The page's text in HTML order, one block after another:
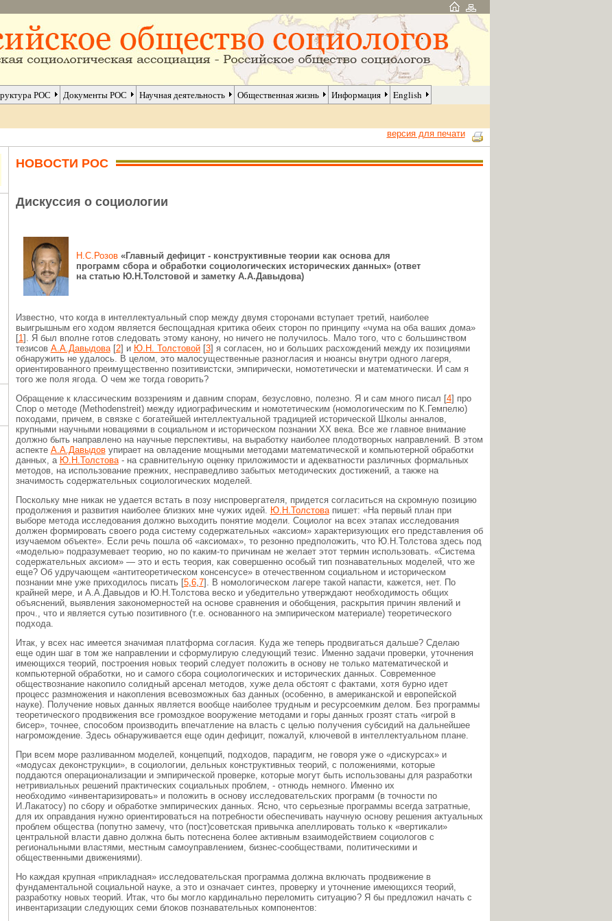
РОС Документы РОС Научная деятельность Общественная жизнь Информация English
версия для печати
НОВОСТИ РОС
Дискуссия о социологии
Н.С.Розов «Главный дефицит - конструктивные теории как основа для
программ сбора и обработки социологических исторических данных» (ответ
на статью Ю.Н.Толстовой и заметку А.А.Давыдова)
Известно, что когда в интеллектуальный спор между двумя сторонами вступает третий, наиболее
выигрышным его ходом является беспощадная критика обеих сторон по принципу «чума на оба ваших дома»
[1]. Я был вполне готов следовать этому канону, но ничего не получилось. Мало того, что с большинством
тезисов А.А.Давыдова[2] и Ю.Н. Толстовой[3] я согласен, но и больших расхождений между их позициями
обнаружить не удалось. В целом, это малосущественные разногласия и нюансы внутри одного лагеря,
ориентированного преимущественно позитивистски, эмпирически, номотетически и математически. И сам я
того же поля ягода. О чем же тогда говорить?
Обращение к классическим воззрениям и давним спорам, безусловно, полезно. Я и сам много писал [4] про
Спор о методе (Methodenstreit) между идиографическим и номотетическим (номологическим по К.Гемпелю)
походами, причем, в связке с богатейшей интеллектуальной традицией исторической Школы анналов,
крупными научными новациями в социальном и историческом познании XX века. Все же главное внимание
должно быть направлено на научные перспективы, на выработку наиболее плодотворных направлений. В этом
аспекте А.А.Давыдовупирает на овладение мощными методами математической и компьютерной обработки
данных, а Ю.Н.Толстова- на сравнительную оценку приложимости и адекватности различных формальных
методов, на использование прежних, несправедливо забытых методических достижений, а также на
значимость содержательных социологических моделей.
Поскольку мне никак не удается встать в позу ниспровергателя, придется согласиться на скромную позицию
продолжения и развития наиболее близких мне чужих идей. Ю.Н.Толстовапишет: «На первый план при
выборе метода исследования должно выходить понятие модели. Социолог на всех этапах исследования
должен формировать своего рода систему содержательных «аксиом» характеризующих его представления об
изучаемом объекте». Если речь пошла об «аксиомах», то резонно предположить, что Ю.Н.Толстова здесь под
«моделью» подразумевает теорию, но по каким-то причинам не желает этот термин использовать. «Система
содержательных аксиом» — это и есть теория, как совершенно особый тип познавательных моделей, что же
еще? Об удручающем «антитеоретическом консенсусе» в отечественном социальном и историческом
познании мне уже приходилось писать [5,6,7]. В номологическом лагере такой напасти, кажется, нет. По
крайней мере, и А.А.Давыдов и Ю.Н.Толстова веско и убедительно утверждают необходимость общих
объяснений, выявления закономерностей на основе сравнения и обобщения, раскрытия причин явлений и
проч., что и является сутью позитивного (т.е. основанного на эмпирическом материале) теоретического
подхода.
Итак, у всех нас имеется значимая платформа согласия. Куда же теперь продвигаться дальше? Сделаю
еще один шаг в том же направлении и сформулирую следующий тезис. Именно задачи проверки, уточнения
имеющихся теорий, построения новых теорий следует положить в основу не только математической и
компьютерной обработки, но и самого сбора социологических и исторических данных. Современное
обществознание накопило солидный арсенал методов, хуже дела обстоят с фактами, хотя бурно идет
процесс размножения и накопления всевозможных баз данных (особенно, в американской и европейской
науке). Получение новых данных является вообще наиболее трудным и ресурсоемким делом. Без программы
теоретического продвижения все громоздкое вооружение методами и горы данных грозят стать «игрой в
бисер», точнее, способом производить впечатление на власть с целью получения субсидий на дальнейшее
нагромождение. Здесь обнаруживается еще один дефицит, пожалуй, ключевой в интеллектуальном плане.
При всем море разливанном моделей, концепций, подходов, парадигм, не говоря уже о «дискурсах» и
«модусах деконструкции», в социологии, дельных конструктивных теорий, с положениями, которые
поддаются операционализации и эмпирической проверке, которые могут быть использованы для разработки
нетривиальных решений практических социальных проблем, - отнюдь немного. Именно их
необходимо «инвентаризировать» и положить в основу исследовательских программ (в точности по
И.Лакатосу) по сбору и обработке эмпирических данных. Ясно, что серьезные программы всегда затратные,
для их оправдания нужно ориентироваться на потребности обеспечивать научную основу решения актуальных
проблем общества (попутно замечу, что (пост)советская привычка апеллировать только к «вертикали»
центральной власти давно должна быть потеснена более активным взаимодействием социологов с
региональными властями, местным самоуправлением, бизнес-сообществами, политическими и
общественными движениями).
Но каждая крупная «прикладная» исследовательская программа должна включать продвижение в
фундаментальной социальной науке, а это и означает синтез, проверку и уточнение имеющихся теорий,
разработку новых теорий. Итак, что бы могло кардинально переломить ситуацию? Я бы предложил начать с
инвентаризации следующих семи блоков познавательных компонентов: